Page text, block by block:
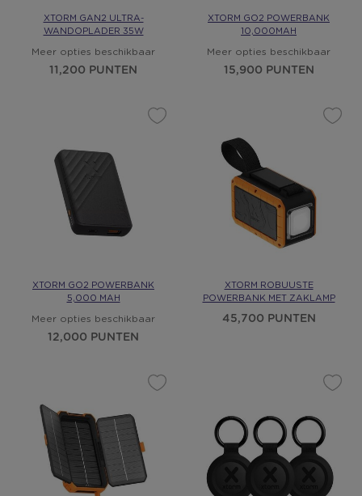
XTORM GAN2 ULTRA-
WANDOPLADER 35W
Meer opties beschikbaar
11,200 PUNTEN
XTORM GO2 POWERBANK
10,000MAH
Meer opties beschikbaar
15,900 PUNTEN
XTORM GO2 POWERBANK
5,000 MAH
Meer opties beschikbaar
12,000 PUNTEN
XTORM ROBUUSTE
POWERBANK MET ZAKLAMP
45,700 PUNTEN